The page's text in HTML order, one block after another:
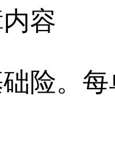
容
。每